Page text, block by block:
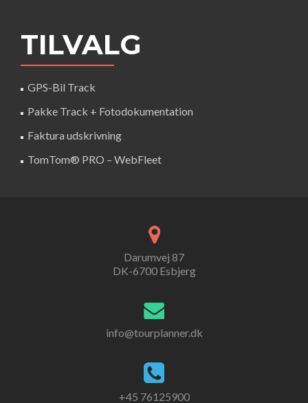
TILVALG
GPS-Bil Track
Pakke Track + Fotodokumentation
Faktura udskrivning
TomTom® PRO – WebFleet
Darumvej 87
DK-6700 Esbjerg
info@tourplanner.dk
+45 76125900